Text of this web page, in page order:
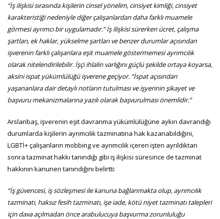
“İş ilişkisi sırasında kişilerin cinsel yönelim, cinsiyet kimliği, cinsiyet
karakteristiği nedeniyle diğer çalışanlardan daha farklı muamele
görmesi ayrımcı bir uygulamadır.” İş ilişkisi sürerken ücret, çalışma
şartları, ek haklar, yükselme şartları ve benzer durumlar açısından
işverenin farklı çalışanlara eşit muamele göstermemesi ayrımcılık
olarak nitelendirilebilir. İşçi ihlalin varlığını güçlü şekilde ortaya koyarsa,
aksini ispat yükümlülüğü işverene geçiyor. “İspat açısından
yaşananlara dair detaylı notların tutulması ve işyerinin şikayet ve
başvuru mekanizmalarına yazılı olarak başvurulması önemlidir.”
Arslanbaş, işverenin eşit davranma yükümlülüğüne aykırı davrandığı
durumlarda kişilerin ayrımcılık tazminatına hak kazanabildiğini,
LGBTİ+ çalışanların mobbing ve ayrımcılık içeren işten ayrıldıktan
sonra tazminat hakkı tanındığı gibi iş ilişkisi süresince de tazminat
hakkının kanunen tanındığını belirtti:
“İş güvencesi, iş sözleşmesi ile kanuna bağlanmakta olup, ayrımcılık
tazminatı, haksız fesih tazminatı, işe iade, kötü niyet tazminatı talepleri
için dava açılmadan önce arabulucuya başvurma zorunluluğu